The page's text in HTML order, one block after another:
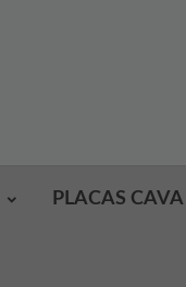
PLACAS CAVA